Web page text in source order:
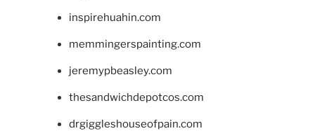
inspirehuahin.com
memmingerspainting.com
jeremypbeasley.com
thesandwichdepotcos.com
drgiggleshouseofpain.com